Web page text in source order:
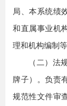
局、本系统绩
和直属事业机
理和机构编制等
（二）
牌子）。负责
规范性文件审